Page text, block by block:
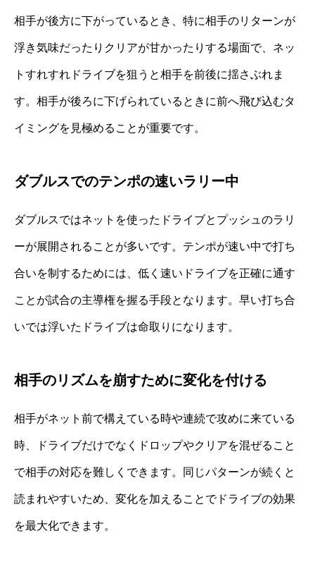
相手が後方に下がっているとき、特に相手のリターンが
浮き気味だったりクリアが甘かったりする場面で、ネッ
トすれすれドライブを狙うと相手を前後に揺さぶれま
す。相手が後ろに下げられているときに前へ飛び込むタ
イミングを見極めることが重要です。
ダブルスでのテンポの速いラリー中
ダブルスではネットを使ったドライブとプッシュのラリ
ーが展開されることが多いです。テンポが速い中で打ち
合いを制するためには、低く速いドライブを正確に通す
ことが試合の主導権を握る手段となります。早い打ち合
いでは浮いたドライブは命取りになります。
相手のリズムを崩すために変化を付ける
相手がネット前で構えている時や連続で攻めに来ている
時、ドライブだけでなくドロップやクリアを混ぜること
で相手の対応を難しくできます。同じパターンが続くと
読まれやすいため、変化を加えることでドライブの効果
を最大化できます。